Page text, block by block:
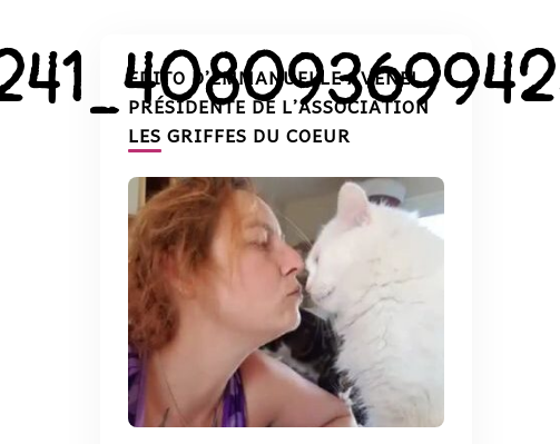
EDITO D’EMMANUELLE AVENEL,
PRÉSIDENTE DE L’ASSOCIATION
LES GRIFFES DU COEUR